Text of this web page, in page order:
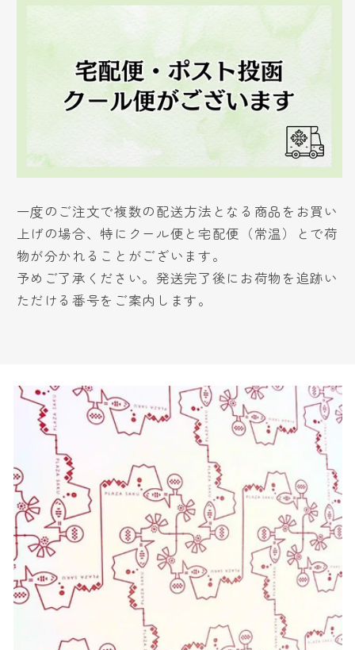
一度のご注文で複数の配送方法となる商品をお買い
上げの場合、特にクール便と宅配便（常温）とで荷
物が分かれることがございます。
予めご了承ください。発送完了後にお荷物を追跡い
ただける番号をご案内します。